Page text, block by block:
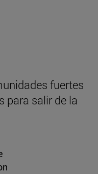
fuertes
para salir de la